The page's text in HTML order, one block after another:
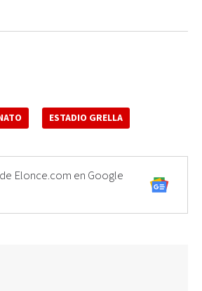
ESTADIO GRELLA
Elonce.com en Google